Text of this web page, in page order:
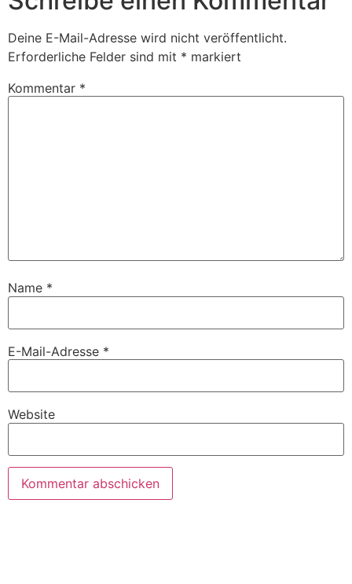
Deine E-Mail-Adresse wird nicht veröffentlicht.
Erforderliche Felder sind mit * markiert
Kommentar *
Name *
E-Mail-Adresse *
Website